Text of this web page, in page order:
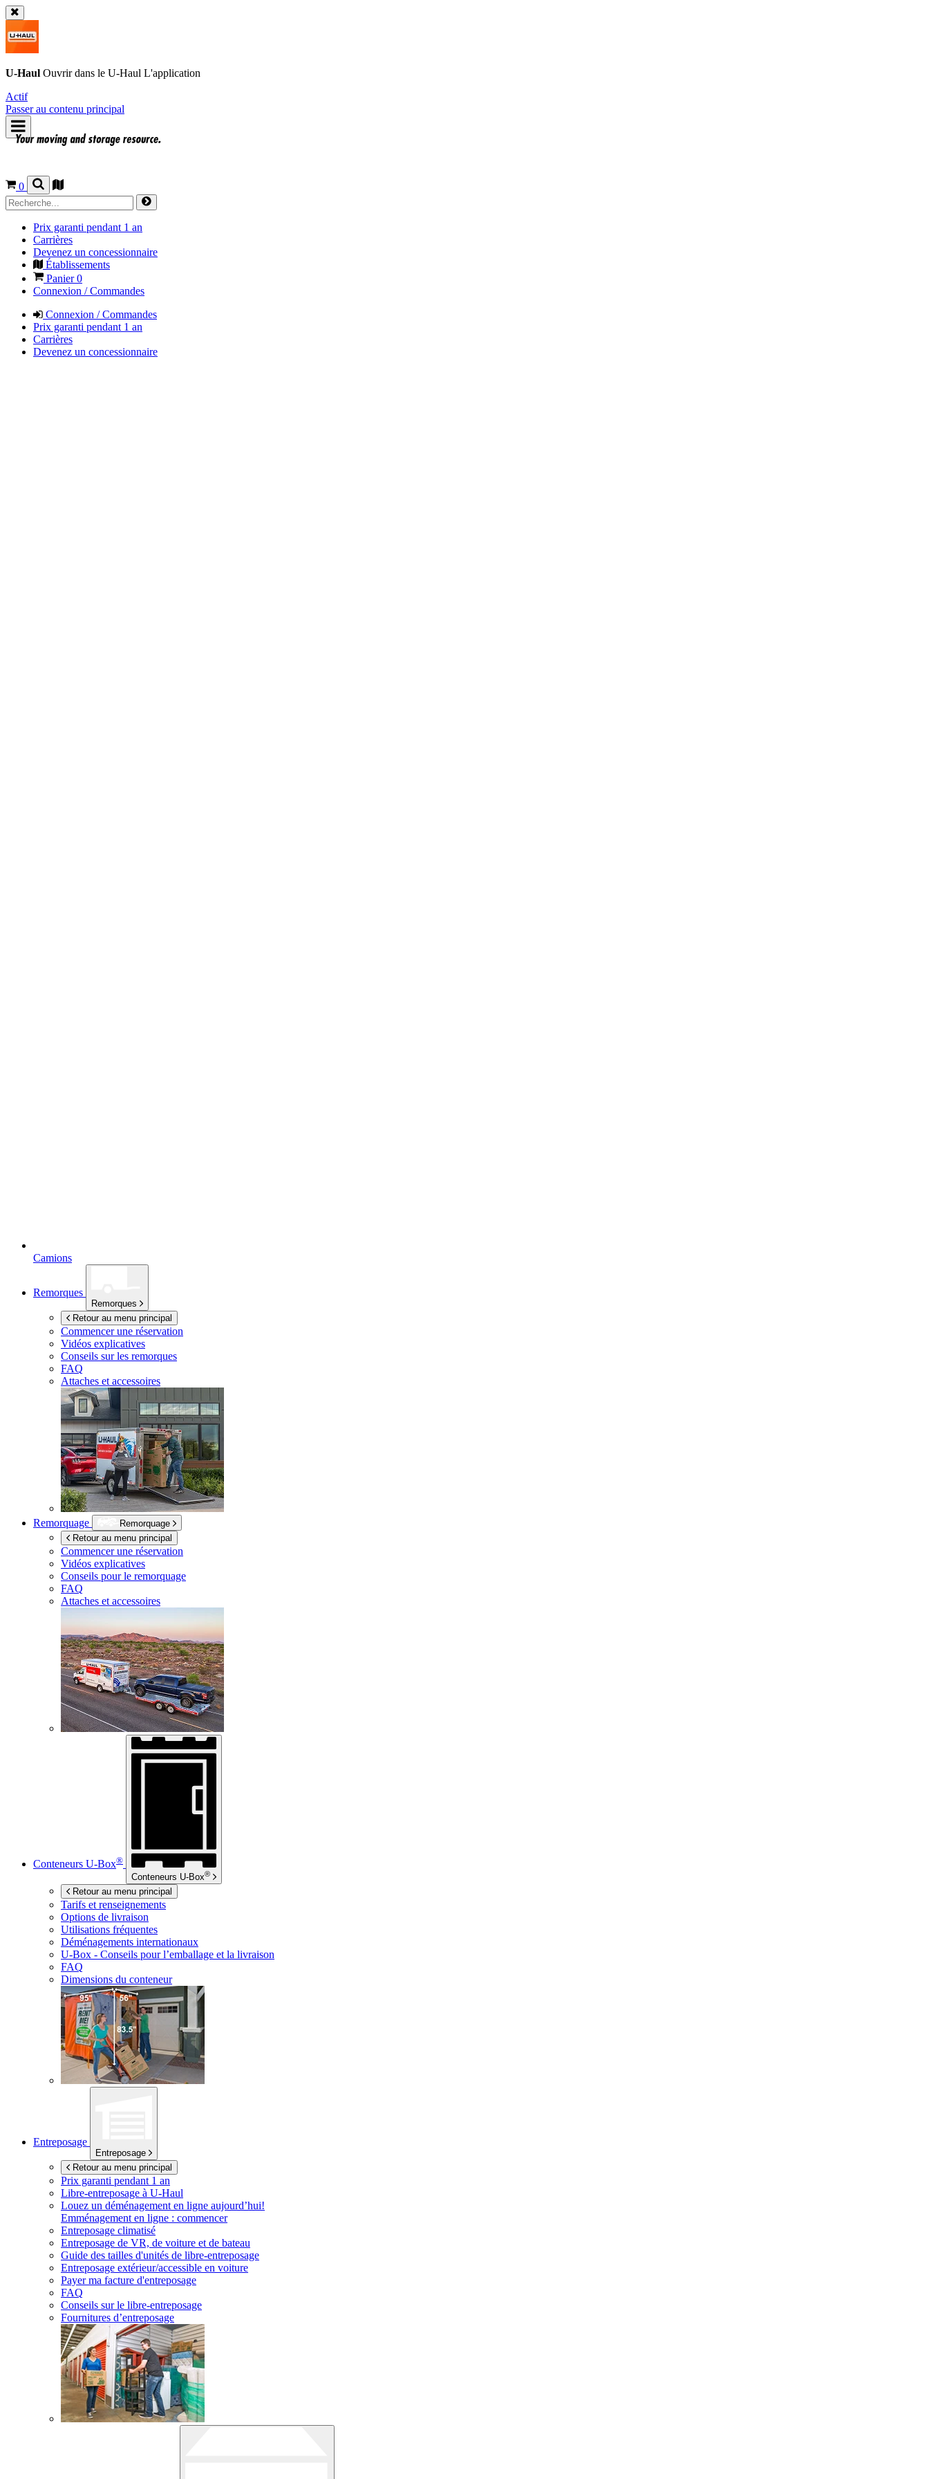
U-Haul Ouvrir dans le U-Haul L'application
Actif
Passer au contenu principal
0
Prix garanti pendant 1 an
Carrières
Devenez un concessionnaire
Établissements
Panier0
Connexion / Commandes
Connexion / Commandes
Prix garanti pendant 1 an
Carrières
Devenez un concessionnaire
Camions
Remorques
Remorques
Retour au menu principal
Commencer une réservation
Vidéos explicatives
Conseils sur les remorques
FAQ
Attaches et accessoires
Remorquage
Remorquage
Retour au menu principal
Commencer une réservation
Vidéos explicatives
Conseils pour le remorquage
FAQ
Attaches et accessoires
Conteneurs U-Box®
Conteneurs U-Box®
Retour au menu principal
Tarifs et renseignements
Options de livraison
Utilisations fréquentes
Déménagements internationaux
U-Box - Conseils pour l’emballage et la livraison
FAQ
Dimensions du conteneur
Entreposage
Entreposage
Retour au menu principal
Prix garanti pendant 1 an
Libre-entreposage à U-Haul
Louez un déménagement en ligne aujourd’hui!
Emménagement en ligne : commencer
Entreposage climatisé
Entreposage de VR, de voiture et de bateau
Guide des tailles d'unités de libre-entreposage
Entreposage extérieur/accessible en voiture
Payer ma facture d'entreposage
FAQ
Conseils sur le libre-entreposage
Fournitures d’entreposage